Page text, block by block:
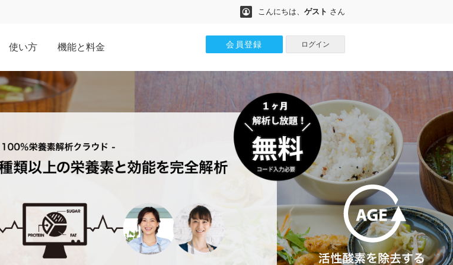
こんにちは、 ゲスト さん
使い方 機能と料金 会員登録 ログイン